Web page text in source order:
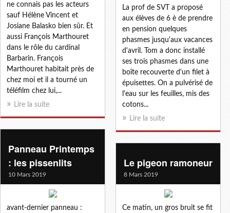
ne connais pas les acteurs
sauf Hélène Vincent et
Josiane Balasko bien sûr. Et
aussi François Marthouret
dans le rôle du cardinal
Barbarin. François
Marthouret habitait près de
chez moi et il a tourné un
téléfilm chez lui,...
Lire la suite
La prof de SVT a proposé
aux élèves de 6 è de prendre
en pension quelques
phasmes jusqu'aux vacances
d'avril. Tom a donc installé
ses trois phasmes dans une
boîte recouverte d'un filet à
épuisettes. On a pulvérisé de
l'eau sur les feuilles, mis des
cotons...
Lire la suite
Panneau Printemps
: les pissenlits
10 Mars 2019
avant-dernier panneau :
Le pigeon ramoneur
8 Mars 2019
Ce matin, un gros bruit se fit